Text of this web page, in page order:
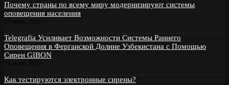
Почему страны по всему миру модернизируют системы
оповещения населения
Telegrafia Усиливает Возможности Системы Раннего
Оповещения в Ферганской Долине Узбекистана с Помощью
Сирен GIBON
Как тестируются электронные сирены?